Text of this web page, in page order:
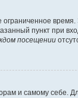
пункт при
посещении
и самому себе.